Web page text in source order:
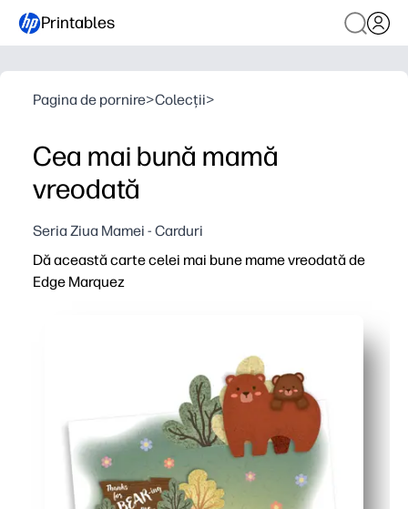
Printables
Pagina de pornire>Colecții>
Cea mai bună mamă
vreodată
Seria Ziua Mamei - Carduri
Dă această carte celei mai bune mame vreodată de
Edge Marquez
Aspect simplu de tăiere și pliere - trebuie doar să
Copertă proiectată de artiști, care se simte premium -
Interior gol pentru note sincere sau semnături pentru